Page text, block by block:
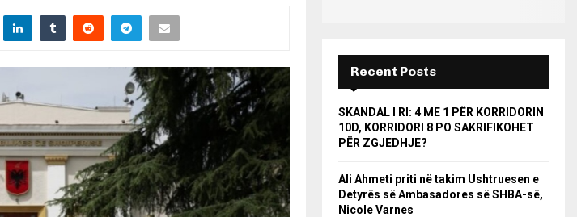
Recent Posts
SKANDAL I RI: 4 ME 1 PËR KORRIDORIN
10D, KORRIDORI 8 PO SAKRIFIKOHET
PËR ZGJEDHJE?
Ali Ahmeti priti në takim Ushtruesen e
Detyrës së Ambasadores së SHBA-së,
Nicole Varnes